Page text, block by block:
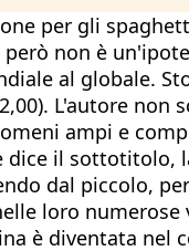
per gli
non è
al globale.
L'autore
ampi e
il sottotitolo,
dal piccolo,
loro
è diventata